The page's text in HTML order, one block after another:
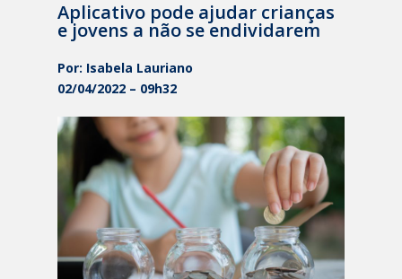
Aplicativo pode ajudar crianças
e jovens a não se endividarem
Por: Isabela Lauriano
02/04/2022 – 09h32